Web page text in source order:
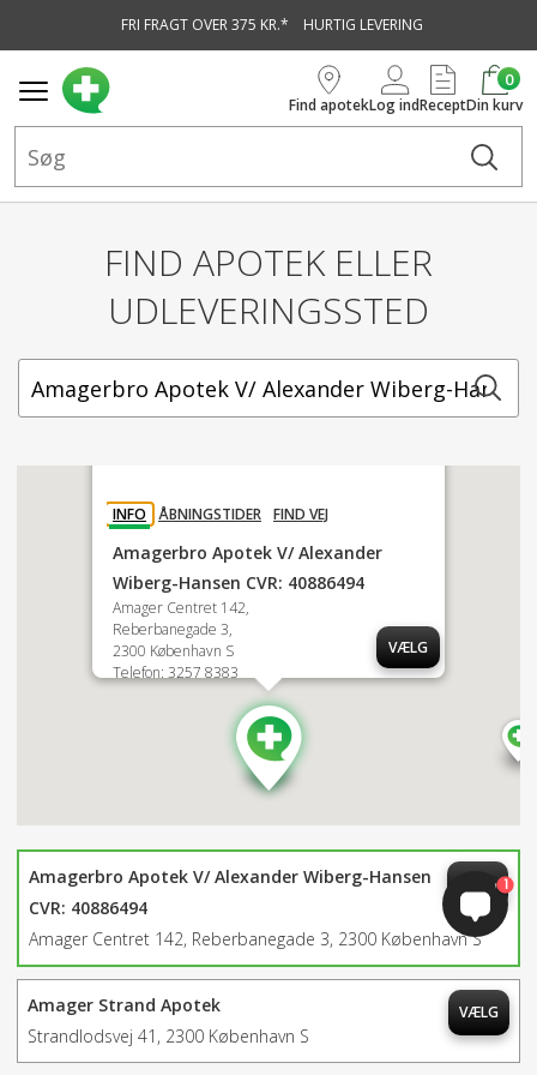
FRI FRAGT OVER 375 KR.* HURTIG LEVERING
Find apotekLog indRecept
0
Din kurv
FIND APOTEK ELLER
UDLEVERINGSSTED
INFO ÅBNINGSTIDER FIND VEJ
VÆLG
Amagerbro Apotek V/ Alexander
Wiberg-Hansen CVR: 40886494
Amager Centret 142,
Reberbanegade 3,
2300 København S
Telefon: 3257 8383
VÆLG
Amagerbro Apotek V/ Alexander Wiberg-Hansen
CVR: 40886494
Amager Centret 142, Reberbanegade 3, 2300 København S
VÆLG
Amager Strand Apotek
Strandlodsvej 41, 2300 København S
1